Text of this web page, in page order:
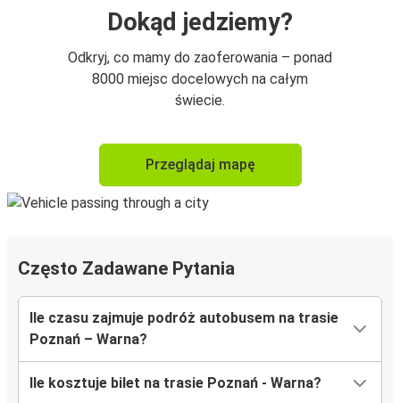
Dokąd jedziemy?
Odkryj, co mamy do zaoferowania – ponad
8000 miejsc docelowych na całym
świecie.
Przeglądaj mapę
Często Zadawane Pytania
Ile czasu zajmuje podróż autobusem na trasie
Poznań – Warna?
Ile kosztuje bilet na trasie Poznań - Warna?